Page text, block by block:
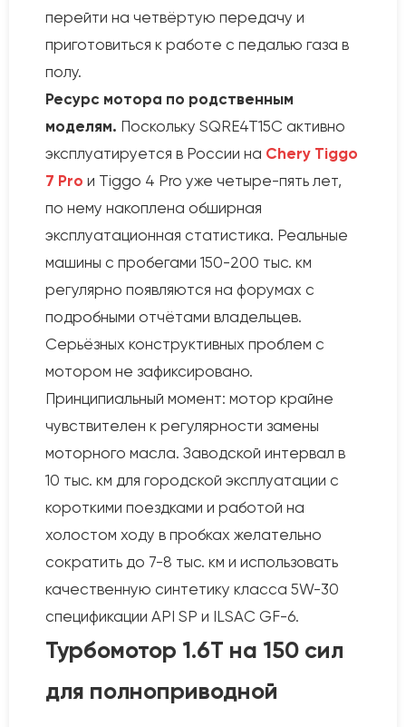
перейти на четвёртую передачу и
приготовиться к работе с педалью газа в
полу.
Ресурс мотора по родственным
моделям. Поскольку SQRE4T15C активно
эксплуатируется в России на Chery Tiggo
7 Pro и Tiggo 4 Pro уже четыре-пять лет,
по нему накоплена обширная
эксплуатационная статистика. Реальные
машины с пробегами 150-200 тыс. км
регулярно появляются на форумах с
подробными отчётами владельцев.
Серьёзных конструктивных проблем с
мотором не зафиксировано.
Принципиальный момент: мотор крайне
чувствителен к регулярности замены
моторного масла. Заводской интервал в
10 тыс. км для городской эксплуатации с
короткими поездками и работой на
холостом ходу в пробках желательно
сократить до 7-8 тыс. км и использовать
качественную синтетику класса 5W-30
спецификации API SP и ILSAC GF-6.
Турбомотор 1.6T на 150 сил
для полноприводной